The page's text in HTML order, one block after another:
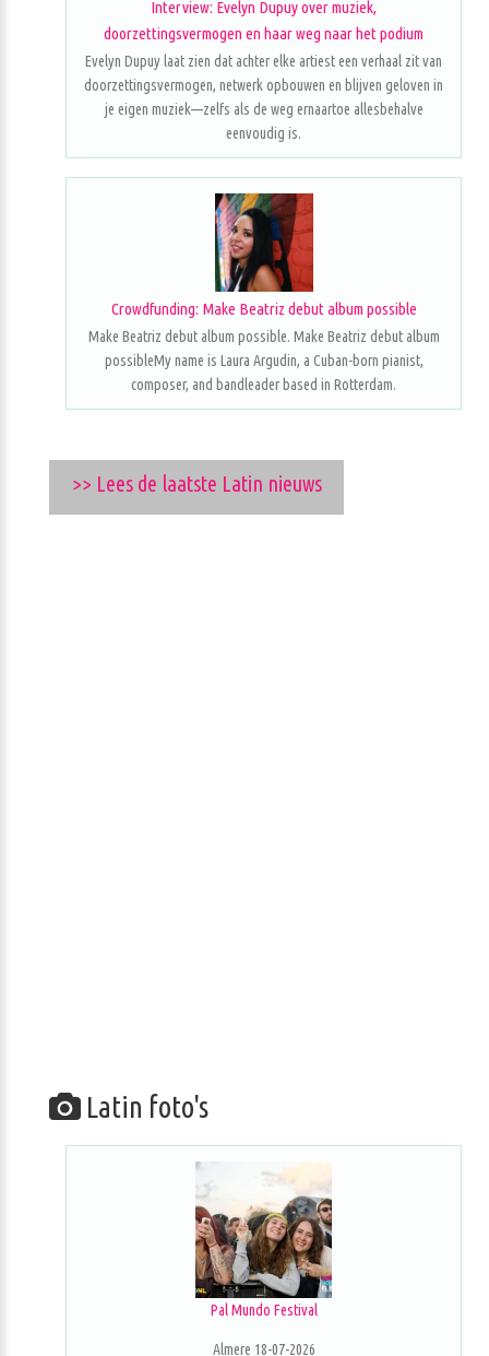
Interview: Evelyn Dupuy over muziek,
doorzettingsvermogen en haar weg naar het podium
Evelyn Dupuy laat zien dat achter elke artiest een verhaal zit van
doorzettingsvermogen, netwerk opbouwen en blijven geloven in
je eigen muziek—zelfs als de weg ernaartoe allesbehalve
eenvoudig is.
Crowdfunding: Make Beatriz debut album possible
Make Beatriz debut album possible. Make Beatriz debut album
possibleMy name is Laura Argudin, a Cuban-born pianist,
composer, and bandleader based in Rotterdam.
>> Lees de laatste Latin nieuws
Latin foto's
Pal Mundo Festival
Almere 18-07-2026